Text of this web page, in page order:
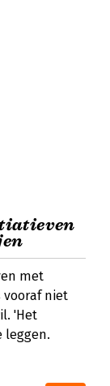
met
vooraf niet
'Het
leggen.